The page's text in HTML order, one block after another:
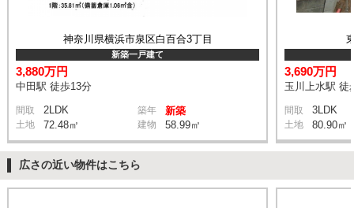
神奈川県横浜市泉区白百合3丁目
新築一戸建て
3,880万円
中田駅 徒歩13分
間取 2LDK 築年 新築
土地 72.48㎡ 建物 58.99㎡
3,690万円
玉川上水駅 徒
間取 3LDK
土地 80.90㎡
広さの近い物件はこちら